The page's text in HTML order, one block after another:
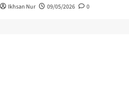
Ikhsan Nur 09/05/2026 0